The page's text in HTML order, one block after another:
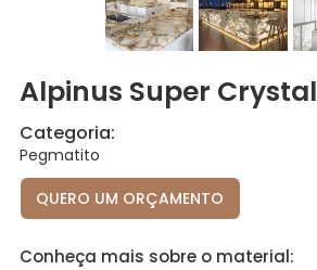
Alpinus Super Crystal
Categoria:
Pegmatito
QUERO UM ORÇAMENTO
Conheça mais sobre o material: